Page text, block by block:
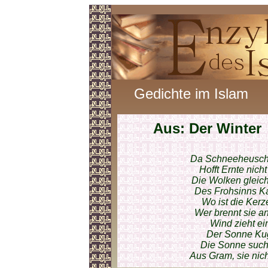
Gedichte im Islam
Aus: Der Winter
Da
Hofft Ernte
Die Wolken
Des Frohsinns
Wo ist die
Wer brennt sie
Wind zieht
Der Sonne
Die Sonne
Aus Gram, sie